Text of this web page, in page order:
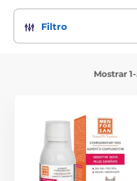
Filtro
Mostrar